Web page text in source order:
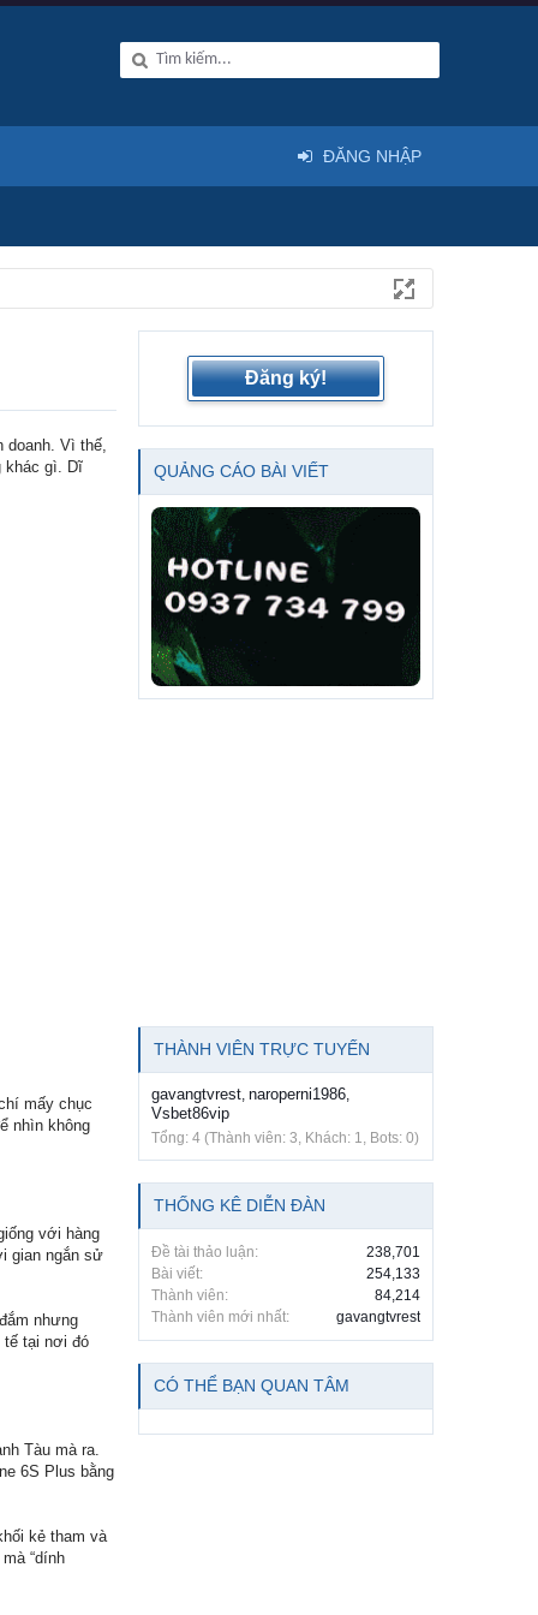
doanh. Vì thế,
khác gì. Dĩ
mấy chục
nhìn không
với hàng
gian ngắn sử
nhưng
tế tại nơi đó
Tàu mà ra.
6S Plus bằng
kẻ tham và
“dính
Đăng ký!
QUẢNG CÁO BÀI VIẾT
THÀNH VIÊN TRỰC TUYẾN
gavangtvrest, naroperni1986,
Vsbet86vip
Tổng: 4 (Thành viên: 3, Khách: 1, Bots: 0)
THỐNG KÊ DIỄN ĐÀN
Đề tài thảo luận:
238,701
Bài viết:
254,133
Thành viên:
84,214
Thành viên mới nhất:
gavangtvrest
CÓ THỂ BẠN QUAN TÂM
ĐĂNG NHẬP